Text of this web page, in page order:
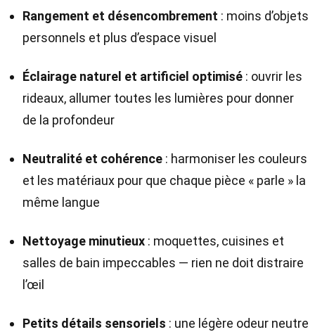
Rangement et désencombrement : moins d’objets
personnels et plus d’espace visuel
Éclairage naturel et artificiel optimisé : ouvrir les
rideaux, allumer toutes les lumières pour donner
de la profondeur
Neutralité et cohérence : harmoniser les couleurs
et les matériaux pour que chaque pièce « parle » la
même langue
Nettoyage minutieux : moquettes, cuisines et
salles de bain impeccables — rien ne doit distraire
l’œil
Petits détails sensoriels : une légère odeur neutre